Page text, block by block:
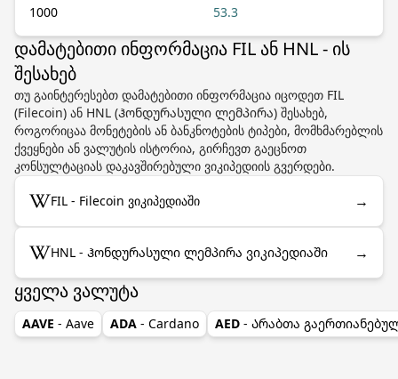
1000 53.3
დამატებითი ინფორმაცია FIL ან HNL - ის
შესახებ
თუ გაინტერესებთ დამატებითი ინფორმაცია იცოდეთ FIL
(Filecoin) ან HNL (Ჰონდურასული ლემპირა) შესახებ,
როგორიცაა მონეტების ან ბანკნოტების ტიპები, მომხმარებლის
ქვეყნები ან ვალუტის ისტორია, გირჩევთ გაეცნოთ
კონსულტაციას დაკავშირებული ვიკიპედიის გვერდები.
FIL - Filecoin ვიკიპედიაში →
HNL - Ჰონდურასული ლემპირა ვიკიპედიაში →
ყველა ვალუტა
AAVE - Aave ADA - Cardano AED - Არაბთა